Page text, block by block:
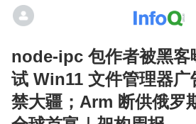
node-ipc 包作者被黑客
试 Win11 文件管理器
禁大疆；Arm 断供俄罗